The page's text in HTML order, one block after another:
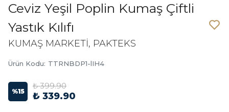
Ceviz Yeşil Poplin Kumaş Çiftli
Yastık Kılıfı
KUMAŞ MARKETİ, PAKTEKS
Ürün Kodu: TTRNBDP1-lIH4
%15
₺ 399.90
₺ 339.90